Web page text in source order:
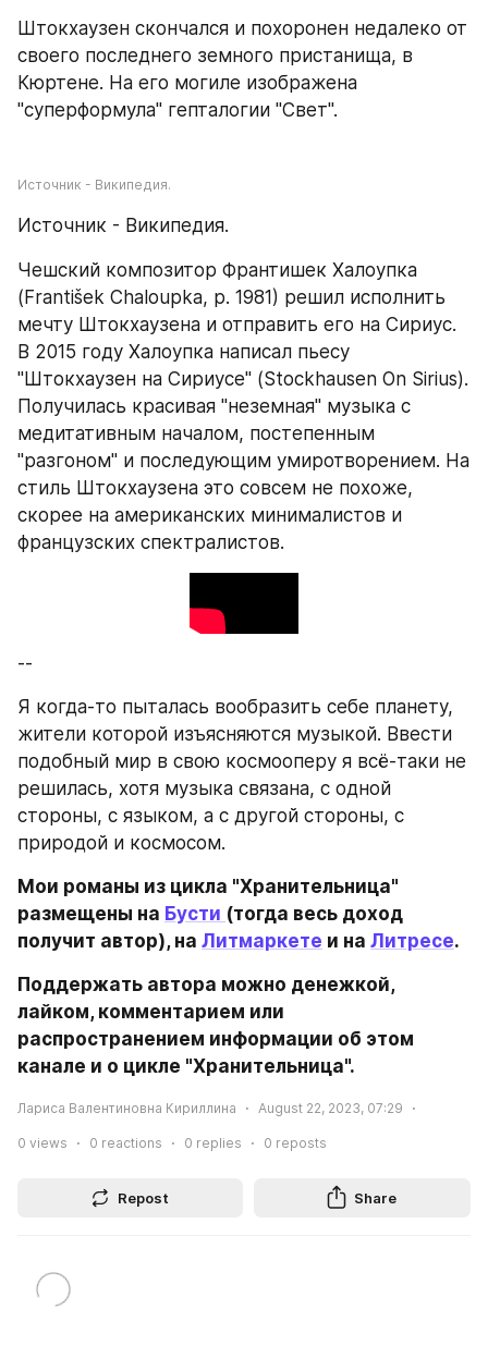
Штокхаузен скончался и похоронен недалеко от
своего последнего земного пристанища, в
Кюртене. На его могиле изображена
"суперформула" гепталогии "Свет".
Источник - Википедия.
Источник - Википедия.
Чешский композитор Франтишек Халоупка
(František Chaloupka, р. 1981) решил исполнить
мечту Штокхаузена и отправить его на Сириус.
В 2015 году Халоупка написал пьесу
"Штокхаузен на Сириусе" (Stockhausen On Sirius).
Получилась красивая "неземная" музыка с
медитативным началом, постепенным
"разгоном" и последующим умиротворением. На
стиль Штокхаузена это совсем не похоже,
скорее на американских минималистов и
французских спектралистов.
--
Я когда-то пыталась вообразить себе планету,
жители которой изъясняются музыкой. Ввести
подобный мир в свою космооперу я всё-таки не
решилась, хотя музыка связана, с одной
стороны, с языком, а с другой стороны, с
природой и космосом.
Мои романы из цикла "Хранительница"
размещены на Бусти (тогда весь доход
получит автор), на Литмаркете и на Литресе.
Поддержать автора можно денежкой,
лайком, комментарием или
распространением информации об этом
канале и о цикле "Хранительница".
Лариса Валентиновна Кириллина August 22, 2023, 07:29
0 views 0 reactions 0 replies 0 reposts
Repost Share